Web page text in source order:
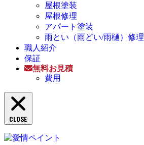
屋根塗装
屋根修理
アパート塗装
雨とい（雨どい/雨樋）修理
職人紹介
保証
無料お見積
費用
CLOSE